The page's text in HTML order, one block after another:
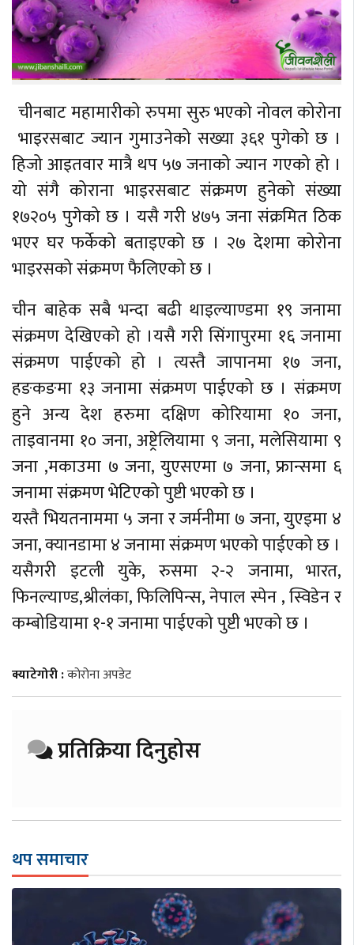
चीनबाट महामारीको रुपमा सुरु भएको नोवल कोरोना
भाइरसबाट ज्यान गुमाउनेको सख्या ३६१ पुगेको छ ।
हिजो आइतवार मात्रै थप ५७ जनाको ज्यान गएको हो ।
यो संगै कोराना भाइरसबाट संक्रमण हुनेको संख्या
१७२०५ पुगेको छ । यसै गरी ४७५ जना संक्रमित ठिक
भएर घर फर्केको बताइएको छ । २७ देशमा कोरोना
भाइरसको संक्रमण फैलिएको छ ।
चीन बाहेक सबै भन्दा बढी थाइल्याण्डमा १९ जनामा
संक्रमण देखिएको हो ।यसै गरी सिंगापुरमा १६ जनामा
संक्रमण पाईएको हो । त्यस्तै जापानमा १७ जना,
हङकङमा १३ जनामा संक्रमण पाईएको छ । संक्रमण
हुने अन्य देश हरुमा दक्षिण कोरियामा १० जना,
ताइवानमा १० जना, अष्ट्रेलियामा ९ जना, मलेसियामा ९
जना ,मकाउमा ७ जना, युएसएमा ७ जना, फ्रान्समा ६
जनामा संक्रमण भेटिएको पुष्टी भएको छ ।
यस्तै भियतनाममा ५ जना र जर्मनीमा ७ जना, युएइमा ४
जना, क्यानडामा ४ जनामा संक्रमण भएको पाईएको छ ।
यसैगरी इटली युके, रुसमा २-२ जनामा, भारत,
फिनल्याण्ड,श्रीलंका, फिलिपिन्स, नेपाल स्पेन , स्विडेन र
कम्बोडियामा १-१ जनामा पाईएको पुष्टी भएको छ ।
क्याटेगोरी :कोरोना अपडेट
प्रतिक्रिया दिनुहोस
थप समाचार